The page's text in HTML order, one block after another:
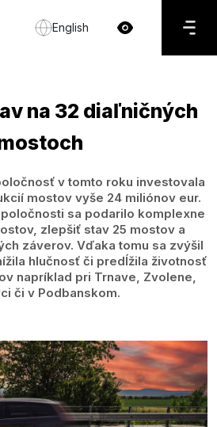
English
na 32 diaľničných
v tomto roku investovala
mostov vyše 24 miliónov eur.
sa podarilo komplexne
zlepšiť stav 25 mostov a
záverov. Vďaka tomu sa zvýšil
hlučnosť či predĺžila životnosť
napríklad pri Trnave, Zvolene,
či v Podbanskom.